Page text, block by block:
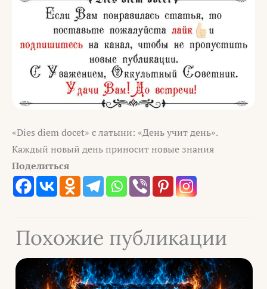
«Dies diem docet» с латыни: «День учит день».
Каждый новый день приносит новые знания
Поделиться
Похожие публикации